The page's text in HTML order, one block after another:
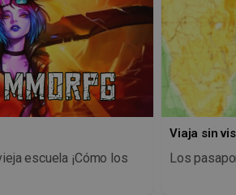
escuela ¡Cómo los
Viaja sin
Los